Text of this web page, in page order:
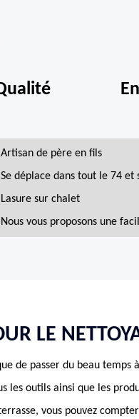
Artisan de père en fils
Se déplace dans tout le 74 et
Lasure sur chalet
Nous vous proposons une
LE
de passer du beau
les outils ainsi que les
vous pouvez